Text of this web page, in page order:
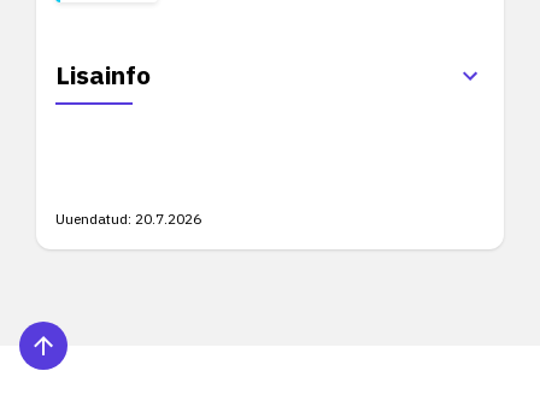
Lisainfo
Uuendatud: 20.7.2026